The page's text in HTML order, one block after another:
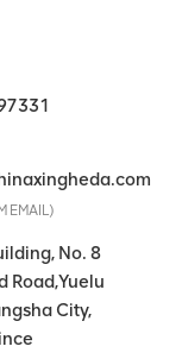
W)
para banda
Huawei BBU 3900
DETALHES
Eltek
EMAIL)
No. 8
Road,Yuelu
City,